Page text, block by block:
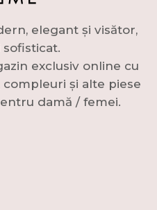
elegant și visător,
exclusiv online cu
și alte piese
damă / femei.